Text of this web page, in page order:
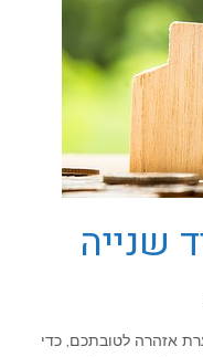
שנייה
ירשום הערת אזהרה לטובתכם, כדי